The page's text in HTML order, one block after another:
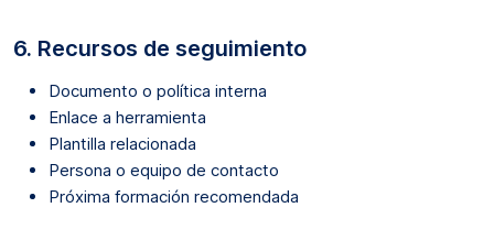
6. Recursos de seguimiento
Documento o política interna
Enlace a herramienta
Plantilla relacionada
Persona o equipo de contacto
Próxima formación recomendada